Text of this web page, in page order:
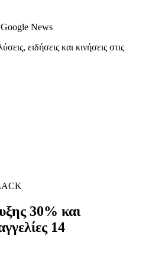
News
ειδήσεις και κινήσεις στις
30% και
14